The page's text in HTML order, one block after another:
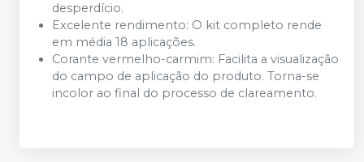
desperdício.
Excelente rendimento: O kit completo rende
em média 18 aplicações.
Corante vermelho-carmim: Facilita a visualização
do campo de aplicação do produto. Torna-se
incolor ao final do processo de clareamento.